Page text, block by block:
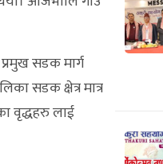
सडक मार्ग
सडक क्षेत्र मात्र
वृद्धहरु लाई